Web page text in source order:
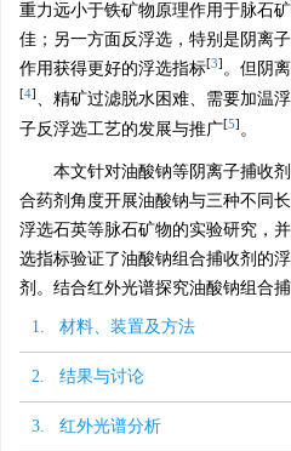
重力远小于铁矿物原理作用于脉石
佳；另一方面反浮选，特别是阴离
作用获得更好的浮选指标[3] 。但阴
[4] 、精矿过滤脱水困难、需要加温
子反浮选工艺的发展与推广[5] 。
本文针对油酸钠等阴离子捕收
合药剂角度开展油酸钠与三种不同
浮选石英等脉石矿物的实验研究，
选指标验证了油酸钠组合捕收剂的
剂。结合红外光谱探究油酸钠组合
1. 材料、装置及方法
2. 结果与讨论
3. 红外光谱分析